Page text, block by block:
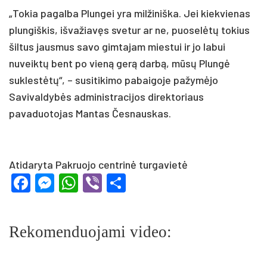
„Tokia pagalba Plungei yra milžiniška. Jei kiekvienas
plungiškis, išvažiavęs svetur ar ne, puoselėtų tokius
šiltus jausmus savo gimtajam miestui ir jo labui
nuveiktų bent po vieną gerą darbą, mūsų Plungė
suklestėtų“, – susitikimo pabaigoje pažymėjo
Savivaldybės administracijos direktoriaus
pavaduotojas Mantas Česnauskas.
Atidaryta Pakruojo centrinė turgavietė
Facebook
Messenger
WhatsApp
Viber
Rekomenduojami video: